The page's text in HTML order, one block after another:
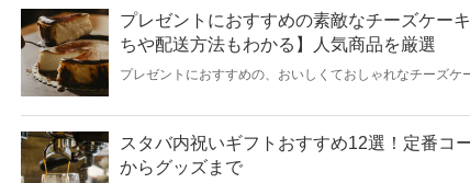
センスのいいプレゼントを探してみてくださいね。
プレゼントにおすすめの素敵なチーズケー
ちや配送方法もわかる】人気商品を厳選
プレゼントにおすすめの、おいしくておしゃれなチーズケ
します。誕生日や手土産、またお歳暮などの季節の挨拶な
事ではプレゼントにふさわしい人気ブランドのチーズケー
や食感、日持ちなどの賞味期限も含めて解説します。記事
ド・ニューヨーク・スフレ・レア・バスクなど製法による
スタバ内祝いギフトおすすめ12選！定番コ
からグッズまで